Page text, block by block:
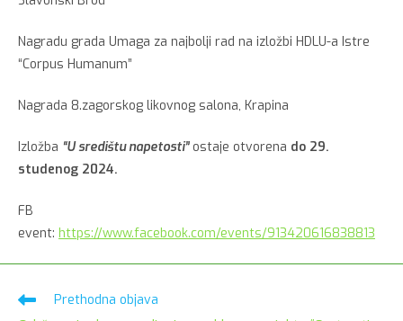
Nagradu grada Umaga za najbolji rad na izložbi HDLU-a Istre
“Corpus Humanum”
Nagrada 8.zagorskog likovnog salona, Krapina
Izložba “U središtu napetosti”ostaje otvorena do 29.
studenog 2024.
FB
event: https://www.facebook.com/events/913420616838813
Pročitaj
više
Prethodna objava